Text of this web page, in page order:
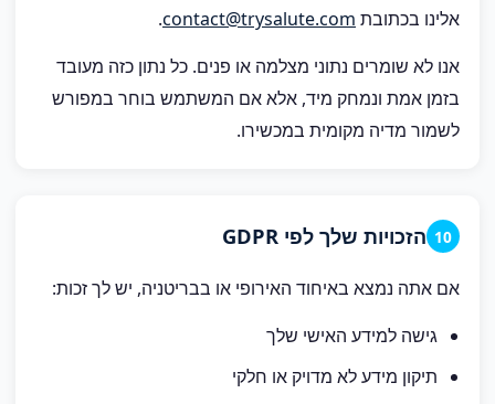
אלינו בכתובת contact@trysalute.com
.
אנו לא שומרים נתוני מצלמה או פנים. כל נתון כזה מעובד
בזמן אמת ונמחק מיד, אלא אם המשתמש בוחר במפורש
לשמור מדיה מקומית במכשירו.
10 הזכויות שלך לפי GDPR
אם אתה נמצא באיחוד האירופי או בבריטניה, יש לך זכות:
גישה למידע האישי שלך
תיקון מידע לא מדויק או חלקי